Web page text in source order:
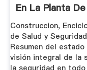
En La Planta De
Cemento
Construccion,
de Salud y
Resumen del estado
visión integral de la
la seguridad en